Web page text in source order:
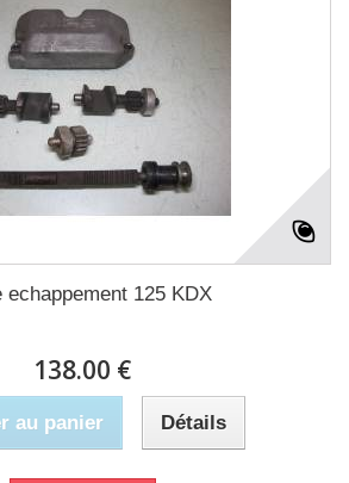
echappement 125 KDX
138.00 €
au panier Détails